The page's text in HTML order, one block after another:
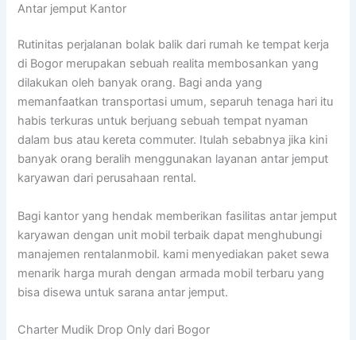
Antar jemput Kantor
Rutinitas perjalanan bolak balik dari rumah ke tempat kerja
di Bogor merupakan sebuah realita membosankan yang
dilakukan oleh banyak orang. Bagi anda yang
memanfaatkan transportasi umum, separuh tenaga hari itu
habis terkuras untuk berjuang sebuah tempat nyaman
dalam bus atau kereta commuter. Itulah sebabnya jika kini
banyak orang beralih menggunakan layanan antar jemput
karyawan dari perusahaan rental.
Bagi kantor yang hendak memberikan fasilitas antar jemput
karyawan dengan unit mobil terbaik dapat menghubungi
manajemen rentalanmobil. kami menyediakan paket sewa
menarik harga murah dengan armada mobil terbaru yang
bisa disewa untuk sarana antar jemput.
Charter Mudik Drop Only dari Bogor